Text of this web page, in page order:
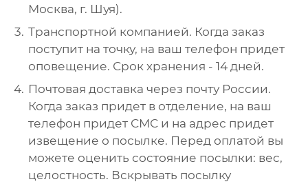
Москва, г. Шуя).
Транспортной компанией. Когда заказ
поступит на точку, на ваш телефон придет
оповещение. Срок хранения - 14 дней.
Почтовая доставка через почту России.
Когда заказ придет в отделение, на ваш
телефон придет СМС и на адрес придет
извещение о посылке. Перед оплатой вы
можете оценить состояние посылки: вес,
целостность. Вскрывать посылку